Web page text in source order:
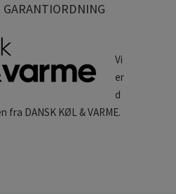
Vi
er
d
DANSK KØL & VARME.